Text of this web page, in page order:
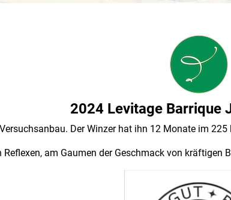
2024 Levitage Barrique
Der Winzer hat ihn 12 Monate im
am Gaumen der Geschmack von kräftigen